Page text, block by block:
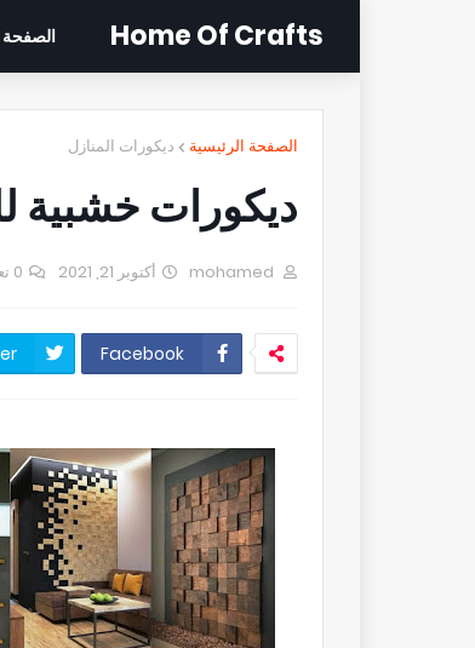
Home Of Crafts الصفحة
الصفحة الرئيسية ديكورات المنازل
ديكورات خشبية
أكتوبر 21, 2021 0 تعليقات
Facebook